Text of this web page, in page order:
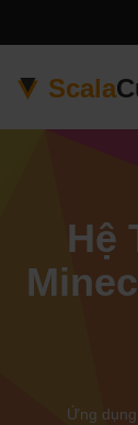
Scala
Hệ
Ứng dụng